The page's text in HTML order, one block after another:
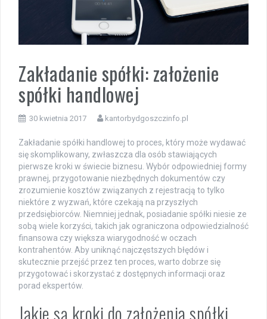
Zakładanie spółki: założenie
spółki handlowej
30 kwietnia 2017 kantorbydgoszczinfo.pl
Zakładanie spółki handlowej to proces, który może wydawać
się skomplikowany, zwłaszcza dla osób stawiających
pierwsze kroki w świecie biznesu. Wybór odpowiedniej formy
prawnej, przygotowanie niezbędnych dokumentów czy
zrozumienie kosztów związanych z rejestracją to tylko
niektóre z wyzwań, które czekają na przyszłych
przedsiębiorców. Niemniej jednak, posiadanie spółki niesie ze
sobą wiele korzyści, takich jak ograniczona odpowiedzialność
finansowa czy większa wiarygodność w oczach
kontrahentów. Aby uniknąć najczęstszych błędów i
skutecznie przejść przez ten proces, warto dobrze się
przygotować i skorzystać z dostępnych informacji oraz
porad ekspertów.
Jakie są kroki do założenia spółki